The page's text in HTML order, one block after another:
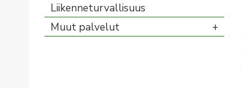
Liikenneturvallisuus
Muut palvelut